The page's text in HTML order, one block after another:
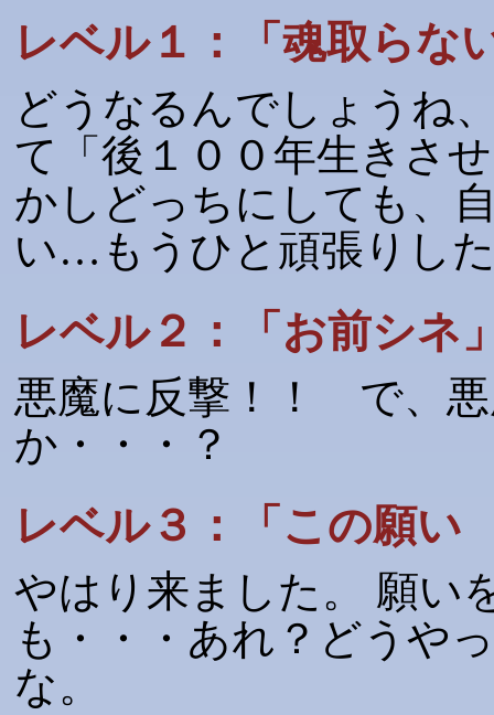
レベル１：「魂取らな
どうなるんでしょうね
て「後１００年生きさ
かしどっちにしても、
い…もうひと頑張りし
レベル２：「お前シネ
悪魔に反撃！！ で、
か・・・？
レベル３：「この願
やはり来ました。 願い
も・・・あれ？どうや
な。